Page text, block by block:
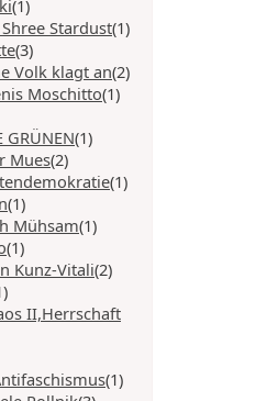
(1)
Stardust(1)
(3)
Volk klagt an(2)
Moschitto(1)
GRÜNEN(1)
Mues(2)
(1)
(1)
Mühsam(1)
(1)
Kunz-Vitali(2)
II,Herrschaft
(1)